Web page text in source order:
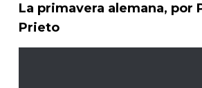
La primavera alemana, por
Prieto